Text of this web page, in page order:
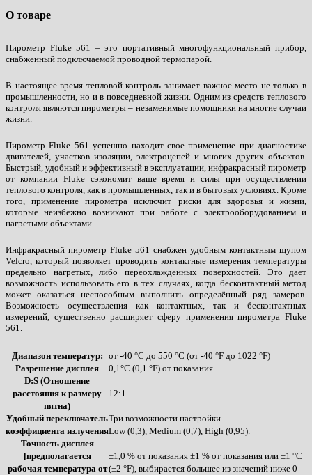
О товаре
Пирометр Fluke 561 – это портативный многофункциональный прибор,
снабженный подключаемой проводной термопарой.
В настоящее время тепловой контроль занимает важное место не только в
промышленности, но и в повседневной жизни. Одним из средств теплового
контроля являются пирометры – незаменимые помощники на многие случаи
жизни.
Пирометр Fluke 561 успешно находит свое применение при диагностике
двигателей, участков изоляции, электроцепей и многих других объектов.
Быстрый, удобный и эффективный в эксплуатации, инфракрасный пирометр
от компании Fluke сэкономит ваше время и силы при осуществлении
теплового контроля, как в промышленных, так и в бытовых условиях. Кроме
того, применение пирометра исключит риски для здоровья и жизни,
которые неизбежно возникают при работе с электрооборудованием и
нагретыми объектами.
Инфракрасный пирометр Fluke 561 снабжен удобным контактным щупом
Velcro, который позволяет проводить контактные измерения температуры
предельно нагретых, либо переохлажденных поверхностей. Это дает
возможность использовать его в тех случаях, когда бесконтактный метод
может оказаться неспособным выполнить определённый ряд замеров.
Возможность осуществления как контактных, так и бесконтактных
измерений, существенно расширяет сферу применения пирометра Fluke
561.
Диапазон температур: от -40 °C до 550 °C (от -40 °F до 1022 °F)
Разрешение дисплея
0,1°C (0,1 °F) от показания
D:S (Отношение
расстояния к размеру
пятна)
12:1
Удобный переключатель
коэффициента излучения
Три возможности настройки
Low (0,3), Medium (0,7), High (0,95).
Точность дисплея
[предполагается
рабочая температура от
±1,0 % от показания ±1 % от показания или ±1 °C
(±2 °F), выбирается большее из значений ниже 0